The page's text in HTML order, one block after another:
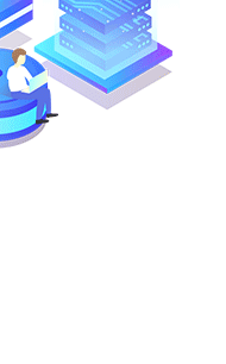
。如文件过大，请提前压